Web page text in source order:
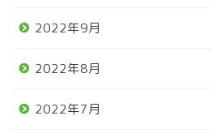
2022年9月
2022年8月
2022年7月